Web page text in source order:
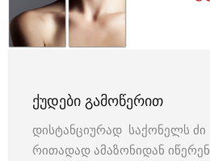
ᲥᲣᲓᲔᲑᲘ ᲒᲐᲛᲝᲬᲔᲠᲘᲗ
დისტანციურად საქონელს ძი
რითადად ამაზონიდან იწერენ